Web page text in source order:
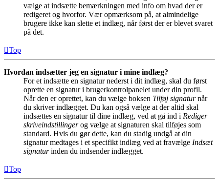
vælge at indsætte bemærkningen med info om hvad der er
redigeret og hvorfor. Vær opmærksom på, at almindelige
brugere ikke kan slette et indlæg, når først der er blevet svaret
på det.
Top
Hvordan indsætter jeg en signatur i mine indlæg?
For et indsætte en signatur nederst i dit indlæg, skal du først
oprette en signatur i brugerkontrolpanelet under din profil.
Når den er oprettet, kan du vælge boksen Tilføj signaturnår
du skriver indlægget. Du kan også vælge at der altid skal
indsættes en signatur til dine indlæg, ved at gå ind i Rediger
skriveindstillingerog vælge at signaturen skal tilføjes som
standard. Hvis du gør dette, kan du stadig undgå at din
signatur medtages i et specifikt indlæg ved at fravælge Indsæt
signaturinden du indsender indlægget.
Top